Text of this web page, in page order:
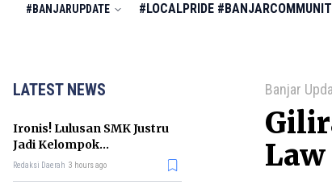
#BANJARUPDATE #LOCALPRIDE
LATEST NEWS
Ironis! Lulusan SMK Justru
Jadi Kelompok
Pengangguran Terbanyak
Redaksi Daerah 3 hours ago
Banjar